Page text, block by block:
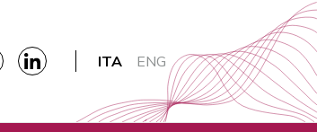
ITA ENG